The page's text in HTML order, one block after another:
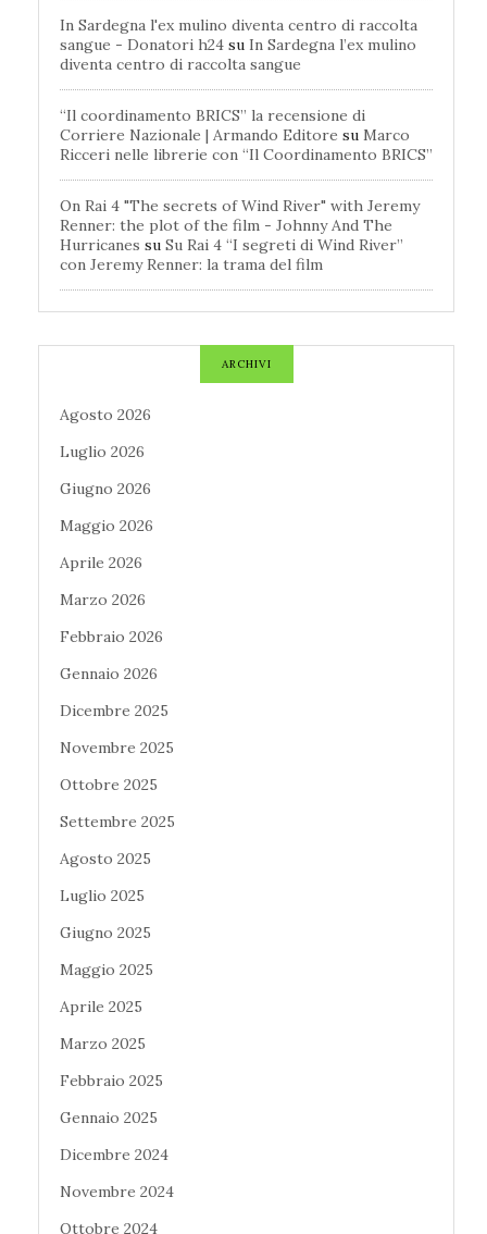
In Sardegna l'ex mulino diventa centro di raccolta
sangue - Donatori h24 su In Sardegna l’ex mulino
diventa centro di raccolta sangue
“Il coordinamento BRICS” la recensione di
Corriere Nazionale | Armando Editore su Marco
Ricceri nelle librerie con “Il Coordinamento BRICS”
On Rai 4 "The secrets of Wind River" with Jeremy
Renner: the plot of the film - Johnny And The
Hurricanes su Su Rai 4 “I segreti di Wind River”
con Jeremy Renner: la trama del film
ARCHIVI
Agosto 2026
Luglio 2026
Giugno 2026
Maggio 2026
Aprile 2026
Marzo 2026
Febbraio 2026
Gennaio 2026
Dicembre 2025
Novembre 2025
Ottobre 2025
Settembre 2025
Agosto 2025
Luglio 2025
Giugno 2025
Maggio 2025
Aprile 2025
Marzo 2025
Febbraio 2025
Gennaio 2025
Dicembre 2024
Novembre 2024
Ottobre 2024